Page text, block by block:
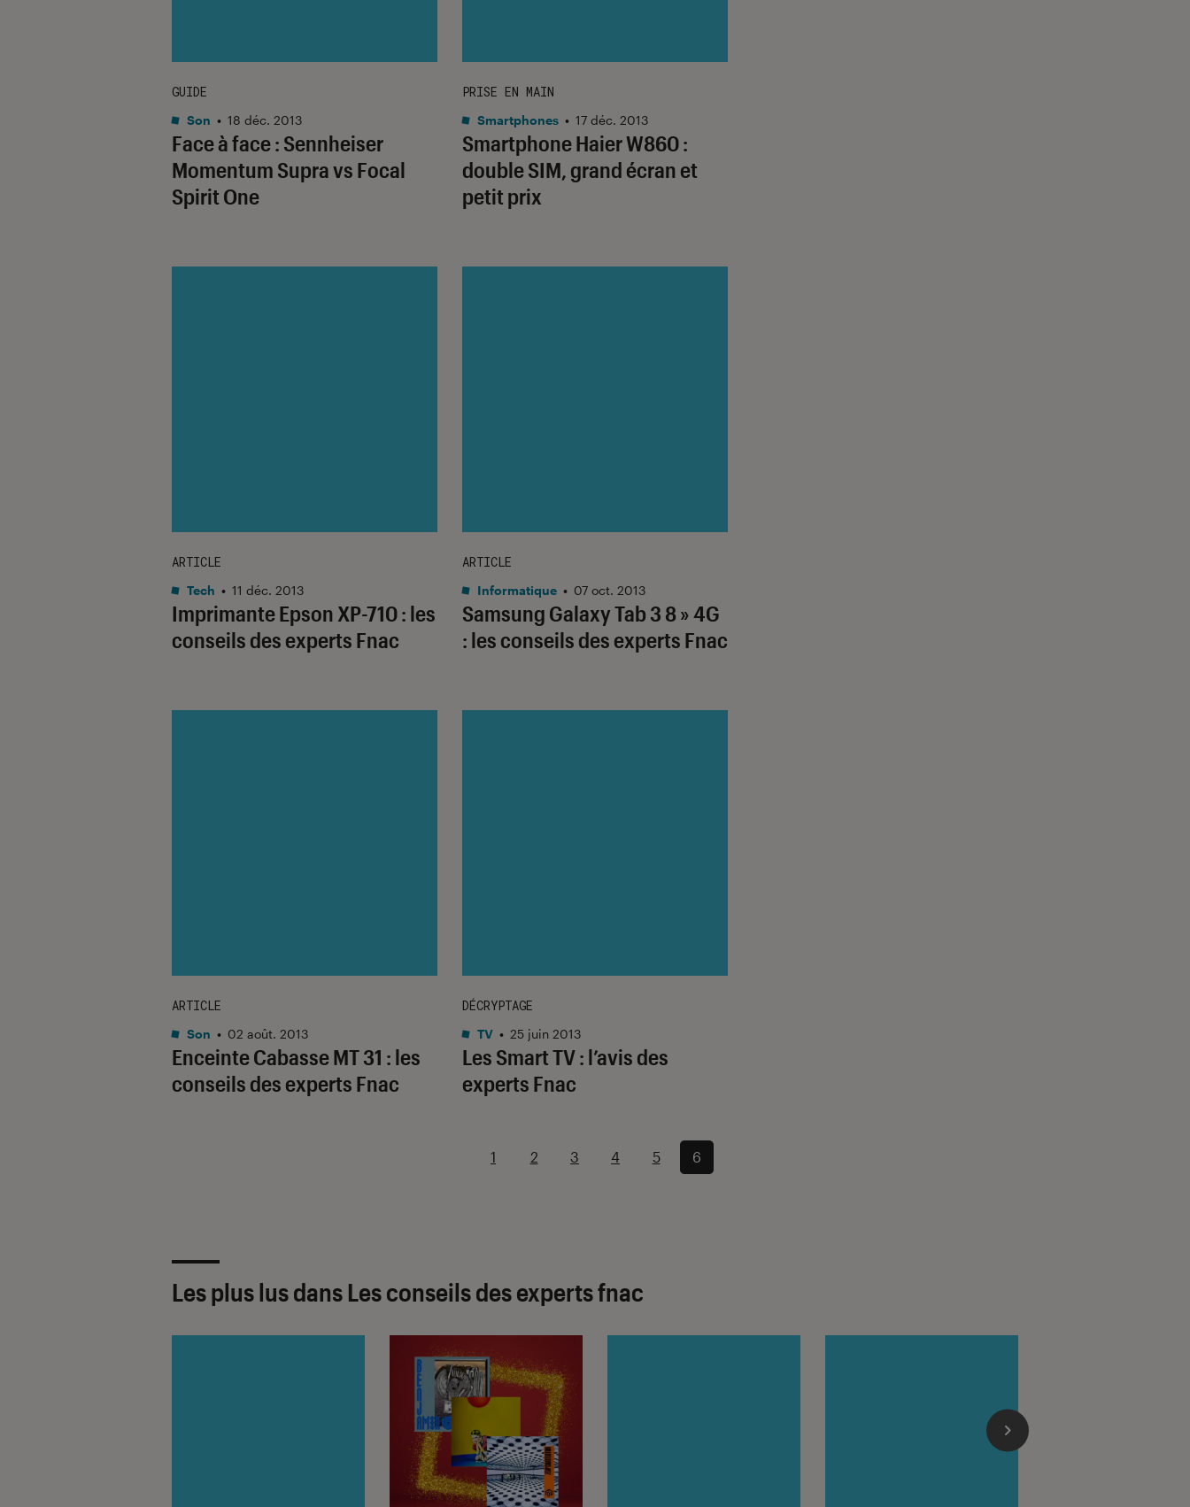
Face à face : Sennheiser
Momentum Supra vs Focal
Spirit One
GUIDE
Son • 18 déc. 2013
Smartphone Haier W860 :
double SIM, grand écran et
petit prix
PRISE EN MAIN
Smartphones • 17 déc. 2013
Imprimante Epson XP-710 : les
conseils des experts Fnac
ARTICLE
Tech • 11 déc. 2013
Samsung Galaxy Tab 3 8 » 4G
: les conseils des experts Fnac
ARTICLE
Informatique • 07 oct. 2013
Enceinte Cabasse MT 31 : les
conseils des experts Fnac
ARTICLE
Son • 02 août. 2013
Les Smart TV : l’avis des
experts Fnac
DÉCRYPTAGE
TV • 25 juin 2013
1 2 3 4 5 6
Les plus lus dans Les conseils des experts fnac